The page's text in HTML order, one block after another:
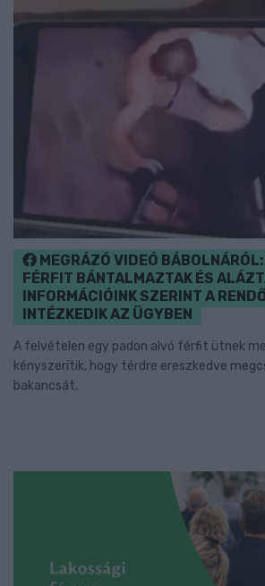
MEGRÁZÓ VIDEÓ
FÉRFIT BÁNTALMAZTAK ÉS
INFORMÁCIÓINK SZERINT A
INTÉZKEDIK AZ ÜGYBEN
A felvételen egy padon alvó férfit ütnek
kényszerítik, hogy térdre ereszkedve
bakancsát.